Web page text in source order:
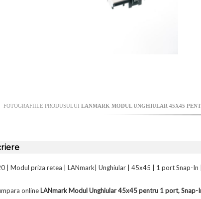
FOTOGRAFIILE PRODUSULUI LANMARK MODUL UNGHIULAR 45X45
| Modul priza retea | LANmark| Unghiular | 45x45 | 1 port Snap-In
online LANmark Modul Unghiular 45x45 pentru 1 port, Snap-